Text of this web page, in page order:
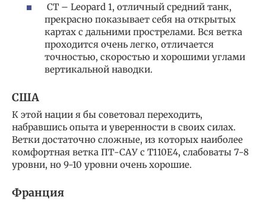
СТ – Leopard 1, отличный средний танк,
прекрасно показывает себя на открытых
картах с дальними прострелами. Вся ветка
проходится очень легко, отличается
точностью, скоростью и хорошими углами
вертикальной наводки.
США
К этой нации я бы советовал переходить,
набравшись опыта и уверенности в своих силах.
Ветки достаточно сложные, из которых наиболее
комфортная ветка ПТ-САУ с Т110Е4, слабоваты 7-8
уровни, но 9-10 уровни очень хорошие.
Франция